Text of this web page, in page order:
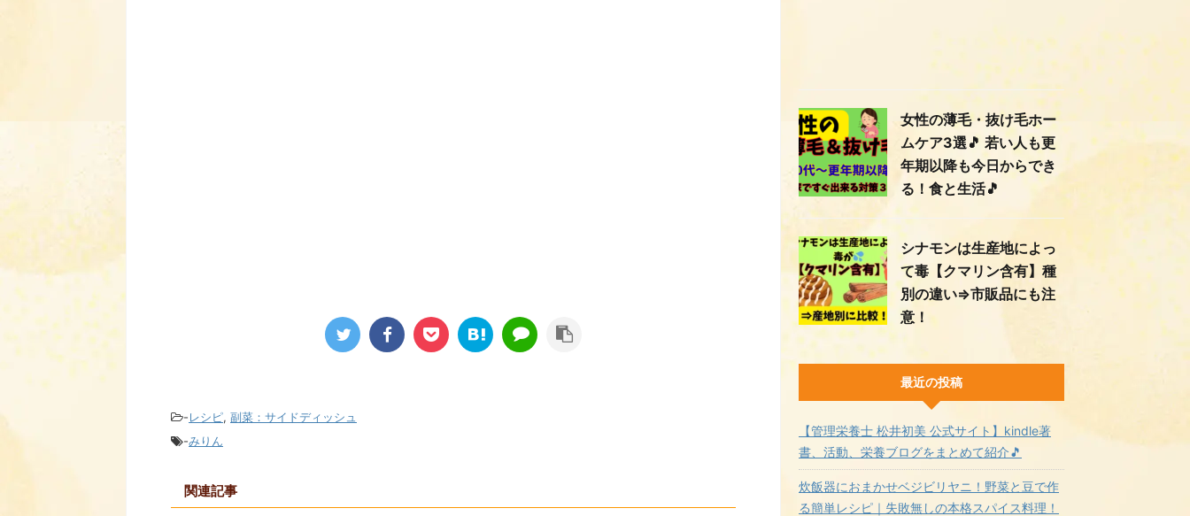
-レシピ, 副菜：サイドディッシュ
-みりん
関連記事
女性の薄毛・抜け毛ホー
ムケア3選🎵 若い人も更
年期以降も今日からでき
る！食と生活🎵
シナモンは生産地によっ
て毒【クマリン含有】種
別の違い⇒市販品にも注
意！
最近の投稿
【管理栄養士 松井初美 公式サイト】kindle著
書、活動、栄養ブログをまとめて紹介🎵
炊飯器におまかせベジビリヤニ！野菜と豆で作
る簡単レシピ｜失敗無しの本格スパイス料理！